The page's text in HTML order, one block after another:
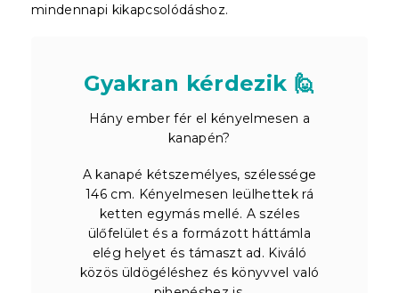
mindennapi kikapcsolódáshoz.
Gyakran kérdezik 🙋
Hány ember fér el kényelmesen a
kanapén?
A kanapé kétszemélyes, szélessége
146 cm. Kényelmesen leülhettek rá
ketten egymás mellé. A széles
ülőfelület és a formázott háttámla
elég helyet és támaszt ad. Kiváló
közös üldögéléshez és könyvvel való